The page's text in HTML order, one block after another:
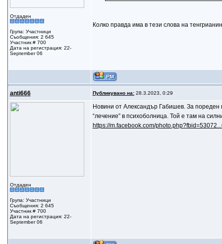
Отдаден
Група: Участници
Съобщения: 2 645
Участник # 700
Дата на регистрация: 22-
September 06
Колко правда има в тези слова на
anti666 Публикувано на:28.3.2023, 0:29
Отдаден
Група: Участници
Съобщения: 2 645
Участник # 700
Дата на регистрация: 22-
September 06
Новини от Александър Габишев. За пореден
“лечение” в психоболница. Той е там на
https://m.facebook.com/